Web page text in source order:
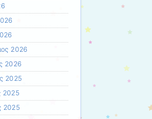
2026
2026
2025
2025
2025